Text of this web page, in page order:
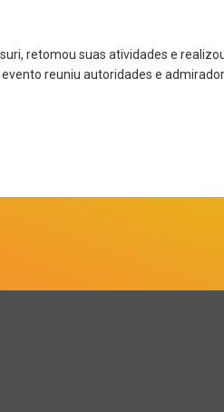
retomou suas atividades e
reuniu autoridades e